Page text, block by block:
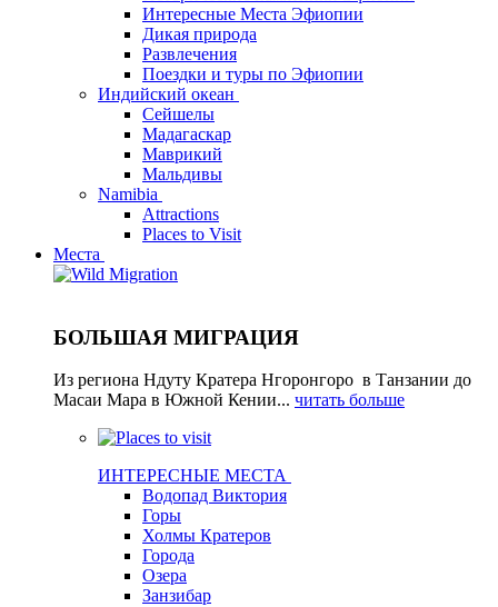
Интересные Места Эфиопии
Дикая природа
Развлечения
Поездки и туры по Эфиопии
Индийский океан
Сейшелы
Мадагаскар
Маврикий
Мальдивы
Namibia
Attractions
Places to Visit
Места
БОЛЬШАЯ МИГРАЦИЯ
Из региона Ндуту Кратера Нгоронгоро в Танзании до
Масаи Мара в Южной Кении... читать больше
ИНТЕРЕСНЫЕ МЕСТА
Водопад Виктория
Горы
Холмы Кратеров
Города
Озера
Занзибар